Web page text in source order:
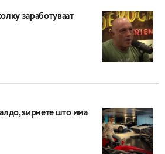
заработуваат
ѕирнете што има